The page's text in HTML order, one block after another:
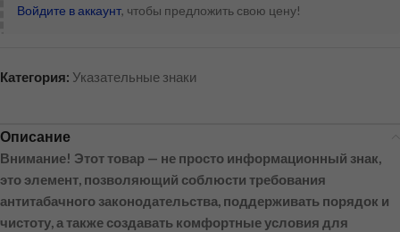
Войдите в аккаунт, чтобы предложить свою цену!
Категория: Указательные знаки
Описание
Внимание! Этот товар — не просто информационный знак,
это элемент, позволяющий соблюсти требования
антитабачного законодательства, поддерживать порядок и
чистоту, а также создавать комфортные условия для